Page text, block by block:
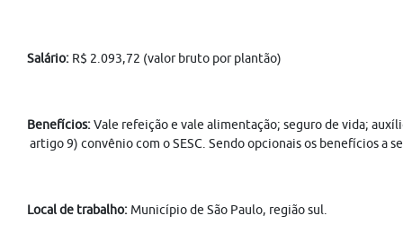
Salário: R$ 2.093,72 (valor bruto por plantão)
Benefícios:Vale refeição e vale alimentação; seguro de vida;
artigo 9) convênio com o SESC. Sendo opcionais os benefícios
Local de trabalho: Município de São Paulo, região sul.